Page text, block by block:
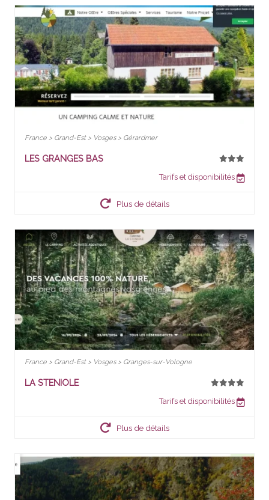
France > Grand-Est > Vosges > Gérardmer
LES GRANGES BAS
Tarifs et disponibilités
Plus de détails
France > Grand-Est > Vosges > Granges-sur-Vologne
LA STENIOLE
Tarifs et disponibilités
Plus de détails